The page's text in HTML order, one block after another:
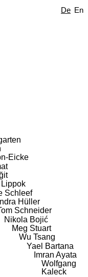
De En
Eicke
Lippok
Schleef
Hüller
Schneider
Nikola Bojić
Meg Stuart
Wu Tsang
Yael Bartana
Imran Ayata
Wolfgang
Kaleck